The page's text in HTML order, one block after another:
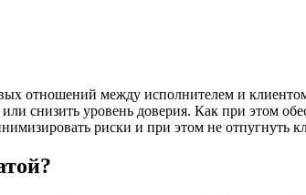
отношений между исполнителем и
снизить уровень доверия. Как при этом
риски и при этом не отпугнуть